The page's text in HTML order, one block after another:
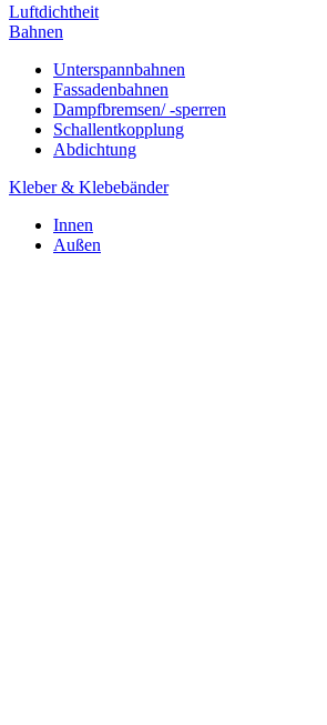
Luftdichtheit
Bahnen
Unterspannbahnen
Fassadenbahnen
Dampfbremsen/ -sperren
Schallentkopplung
Abdichtung
Kleber & Klebebänder
Innen
Außen